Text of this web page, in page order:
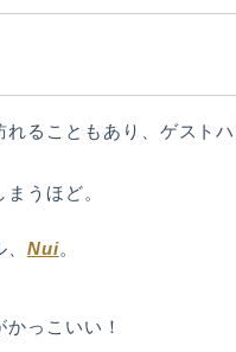
ることもあり、ゲスト
うほど。
Nui。
っこいい！